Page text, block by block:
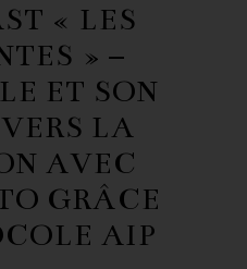
« LES
» –
ET SON
LA
AVEC
GRÂCE
AIP